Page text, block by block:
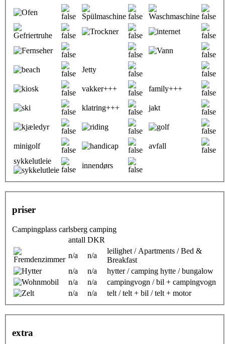
Jetty
vakker+++ family+++
klatring+++ jakt
minigolf
avfall
sykkelutleie
innendørs
priser
Campingplass carlsberg camping
antall DKR
n/a
n/a
leilighet / Apartments / Bed &
Breakfast
n/a
n/a
hytter / camping hytte / bungalow
n/a
n/a
campingvogn / bil + campingvogn
n/a
n/a telt / telt + bil / telt + motor
extra